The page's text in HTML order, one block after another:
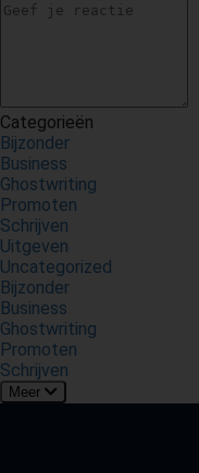
Categorieën
Bijzonder
Business
Ghostwriting
Promoten
Schrijven
Uitgeven
Uncategorized
Bijzonder
Business
Ghostwriting
Promoten
Schrijven
Meer